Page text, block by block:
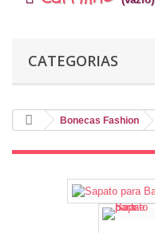
CATEGORIAS
Bonecas Fashion